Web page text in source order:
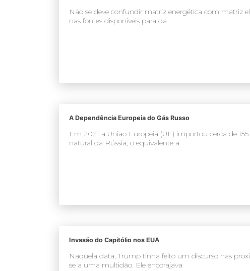
Não se deve confundir matriz energética com matriz
nas fontes disponíveis para da
A Dependência Europeia do Gás Russo
Em 2021 a União Europeia (UE) importou cerca de
natural da Rússia, o equivalente a
Invasão do Capitólio nos EUA
Naquela data, Trump tinha feito um discurso nas
se a uma multidão. Ele encorajava